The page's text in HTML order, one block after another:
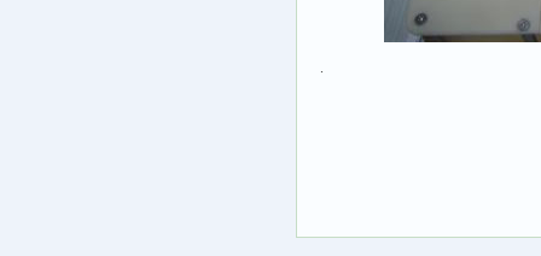
.